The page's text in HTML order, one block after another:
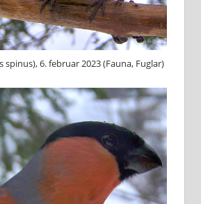
spinus), 6. februar 2023 (Fauna, Fuglar)